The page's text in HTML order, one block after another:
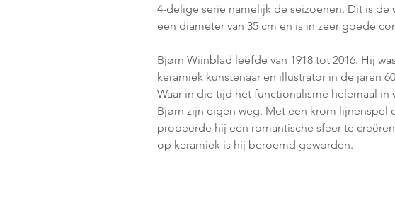
4-delige serie namelijk de seizoenen. Dit is de
een diameter van 35 cm en is in zeer goede
Bjørn Wiinblad leefde van 1918 tot 2016. Hij
keramiek kunstenaar en illustrator in de jaren
Waar in die tijd het functionalisme helemaal in
Bjørn zijn eigen weg. Met een krom lijnenspel
probeerde hij een romantische sfeer te
op keramiek is hij beroemd geworden.